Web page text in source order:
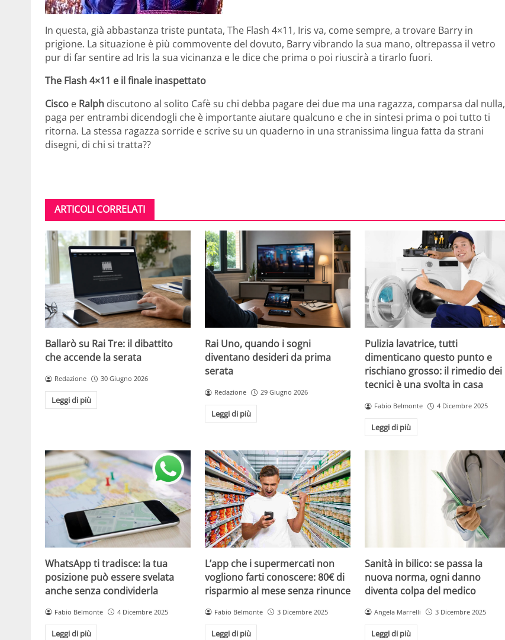
In questa, già abbastanza triste puntata, The Flash 4×11, Iris va, come sempre, a trovare Barry in
prigione. La situazione è più commovente del dovuto, Barry vibrando la sua mano, oltrepassa il vetro
pur di far sentire ad Iris la sua vicinanza e le dice che prima o poi riuscirà a tirarlo fuori.
The Flash 4×11 e il finale inaspettato
Cisco e Ralph discutono al solito Cafè su chi debba pagare dei due ma una ragazza, comparsa dal nulla,
paga per entrambi dicendogli che è importante aiutare qualcuno e che in sintesi prima o poi tutto ti
ritorna. La stessa ragazza sorride e scrive su un quaderno in una stranissima lingua fatta da strani
disegni, di chi si tratta??
ARTICOLI CORRELATI
Ballarò su Rai Tre: il dibattito
che accende la serata
Redazione 30 Giugno 2026
Leggi di più
Rai Uno, quando i sogni
diventano desideri da prima
serata
Redazione 29 Giugno 2026
Leggi di più
Pulizia lavatrice, tutti
dimenticano questo punto e
rischiano grosso: il rimedio dei
tecnici è una svolta in casa
Fabio Belmonte 4 Dicembre 2025
Leggi di più
WhatsApp ti tradisce: la tua
posizione può essere svelata
anche senza condividerla
Fabio Belmonte 4 Dicembre 2025
Leggi di più
L’app che i supermercati non
vogliono farti conoscere: 80€ di
risparmio al mese senza rinunce
Fabio Belmonte 3 Dicembre 2025
Leggi di più
Sanità in bilico: se passa la
nuova norma, ogni danno
diventa colpa del medico
Angela Marrelli 3 Dicembre 2025
Leggi di più